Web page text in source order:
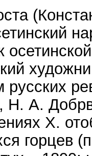
русских
Н. А.
X.
горцев